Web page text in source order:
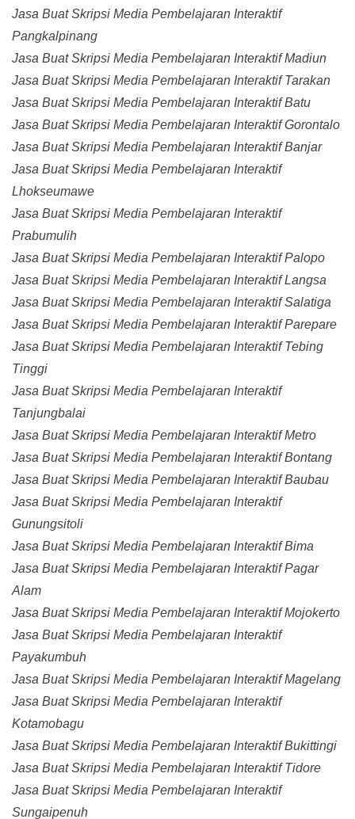
Jasa Buat Skripsi Media Pembelajaran Interaktif
Pangkalpinang
Jasa Buat Skripsi Media Pembelajaran Interaktif Madiun
Jasa Buat Skripsi Media Pembelajaran Interaktif Tarakan
Jasa Buat Skripsi Media Pembelajaran Interaktif Batu
Jasa Buat Skripsi Media Pembelajaran Interaktif Gorontalo
Jasa Buat Skripsi Media Pembelajaran Interaktif Banjar
Jasa Buat Skripsi Media Pembelajaran Interaktif
Lhokseumawe
Jasa Buat Skripsi Media Pembelajaran Interaktif
Prabumulih
Jasa Buat Skripsi Media Pembelajaran Interaktif Palopo
Jasa Buat Skripsi Media Pembelajaran Interaktif Langsa
Jasa Buat Skripsi Media Pembelajaran Interaktif Salatiga
Jasa Buat Skripsi Media Pembelajaran Interaktif Parepare
Jasa Buat Skripsi Media Pembelajaran Interaktif Tebing
Tinggi
Jasa Buat Skripsi Media Pembelajaran Interaktif
Tanjungbalai
Jasa Buat Skripsi Media Pembelajaran Interaktif Metro
Jasa Buat Skripsi Media Pembelajaran Interaktif Bontang
Jasa Buat Skripsi Media Pembelajaran Interaktif Baubau
Jasa Buat Skripsi Media Pembelajaran Interaktif
Gunungsitoli
Jasa Buat Skripsi Media Pembelajaran Interaktif Bima
Jasa Buat Skripsi Media Pembelajaran Interaktif Pagar
Alam
Jasa Buat Skripsi Media Pembelajaran Interaktif Mojokerto
Jasa Buat Skripsi Media Pembelajaran Interaktif
Payakumbuh
Jasa Buat Skripsi Media Pembelajaran Interaktif Magelang
Jasa Buat Skripsi Media Pembelajaran Interaktif
Kotamobagu
Jasa Buat Skripsi Media Pembelajaran Interaktif Bukittingi
Jasa Buat Skripsi Media Pembelajaran Interaktif Tidore
Jasa Buat Skripsi Media Pembelajaran Interaktif
Sungaipenuh